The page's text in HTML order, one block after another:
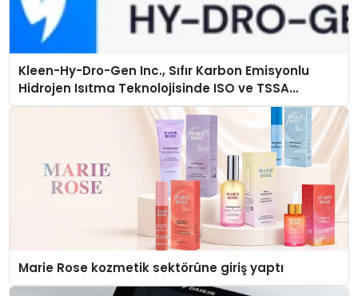
Kleen-Hy-Dro-Gen Inc., Sıfır Karbon Emisyonlu
Hidrojen Isıtma Teknolojisinde ISO ve TSSA
Düzenleyici Onaylarını Aldı
Marie Rose kozmetik sektörüne giriş yaptı